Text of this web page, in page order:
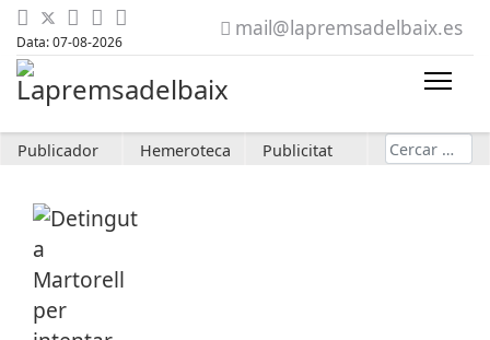
Data: 07-08-2026
mail@lapremsadelbaix.es
Publicador Hemeroteca Publicitat Cerca